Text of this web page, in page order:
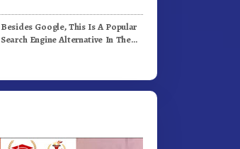
Vaccines
Besides Google, This Is A Popular
Search Engine Alternative In The